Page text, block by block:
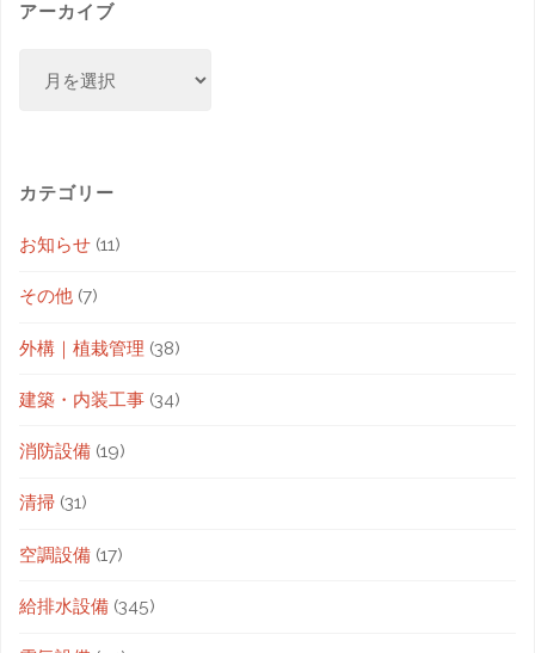
アーカイブ
カテゴリー
お知らせ (11)
その他 (7)
外構｜植栽管理 (38)
建築・内装工事 (34)
消防設備 (19)
清掃 (31)
空調設備 (17)
給排水設備 (345)